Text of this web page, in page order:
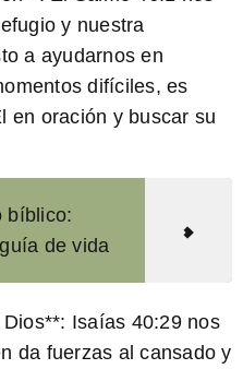
y nuestra
a ayudarnos en
difíciles, es
en oración y buscar su
bíblico:
de vida
Isaías 40:29 nos
da fuerzas al cansado y